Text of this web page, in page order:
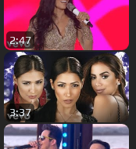
2:47
3:37